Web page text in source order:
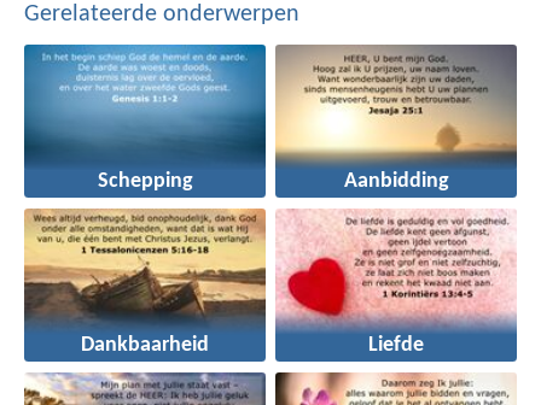
Gerelateerde onderwerpen
Schepping Aanbidding
Dankbaarheid Liefde